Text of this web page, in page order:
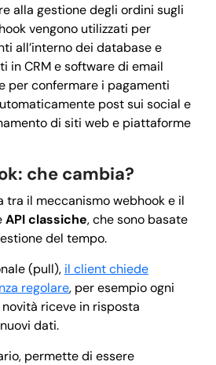
alla gestione degli ordini sugli
vengono utilizzati per
all’interno dei database e
in CRM e software di email
per confermare i pagamenti
post sui social e
di siti web e piattaforme
che cambia?
tra il meccanismo webhook e il
API classiche, che sono basate
del tempo.
(pull), il client chiede
regolare, per esempio ogni
riceve in risposta
dati.
permette di essere